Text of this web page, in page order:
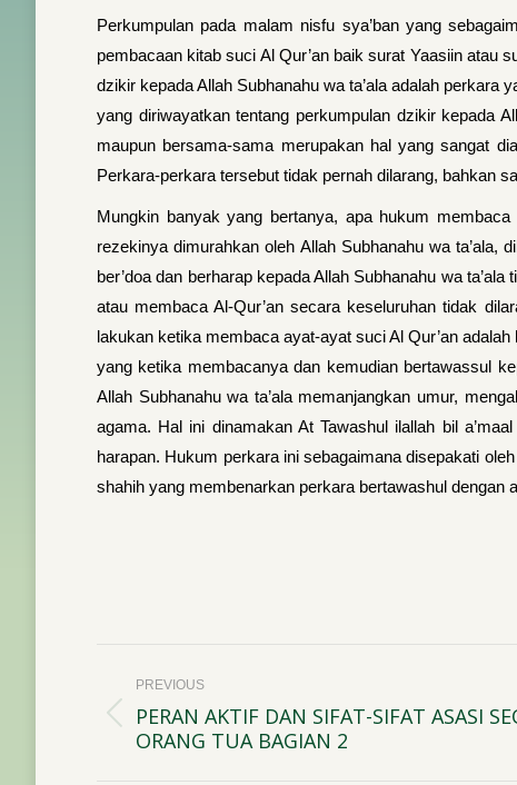
Perkumpulan pada malam nisfu sya’ban yang
pembacaan kitab suci Al Qur’an baik surat Yaasiin atau
dzikir kepada Allah Subhanahu wa ta’ala adalah perkara
yang diriwayatkan tentang perkumpulan dzikir kepada
maupun bersama‐sama merupakan hal yang sangat
Perkara‐perkara tersebut tidak pernah dilarang, bahkan
Mungkin banyak yang bertanya, apa hukum
rezekinya dimurahkan oleh Allah Subhanahu wa ta’ala,
ber’doa dan berharap kepada Allah Subhanahu wa
atau membaca Al‐Qur’an secara keseluruhan tidak
lakukan ketika membaca ayat‐ayat suci Al Qur’an
yang ketika membacanya dan kemudian bertawassul
Allah Subhanahu wa ta’ala memanjangkan umur,
agama. Hal ini dinamakan At Tawashul ilallah bil
harapan. Hukum perkara ini sebagaimana disepakati
shahih yang membenarkan perkara bertawashul dengan
Post
navigation
PREVIOUS
Previous
PERAN AKTIF DAN SIFAT-SIFAT ASASI
ORANG TUA BAGIAN 2